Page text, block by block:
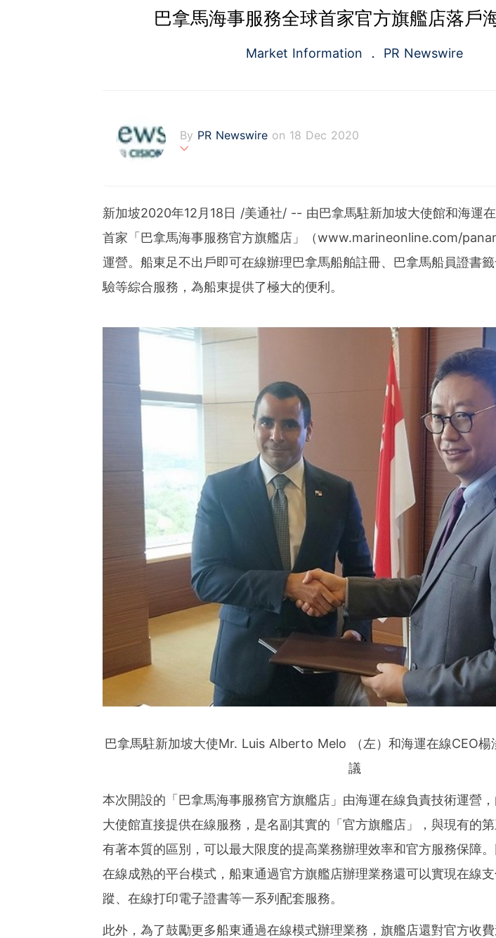
巴拿馬海事服務全球首家官方旗艦店落戶
Market Information PR Newswire
By PR Newswire on 18 Dec 2020
marketers, corporate communicators and investor
verage to engage key audiences. Having pioneered the
stribution industry since 1954, PR Newswire today
tions to produce, distribute, target and measure text and
t across traditional, digital, mobile and social channels.
d's largest multi-channel content distribution and
comprehensive workflow tools and platforms, PR
Asia-Pacific regions.
新加坡2020年12月18日 /美通社/ -- 由巴拿馬駐新加坡大使館和海運
首家 「 巴拿馬海事服務官方旗艦店」
（www.marineonline.com/
運營。船東足不出戶即可在線辦理巴拿馬船舶註冊、巴拿馬船員證書
驗等綜合服務，為船東提供了極大的便利。
巴拿馬駐新加坡大使Mr. Luis Alberto Melo （左）和海運在線CEO楊
議
本次開設的 「 巴拿馬海事服務官方旗艦店」 由海運在線負責技術運營
大使館直接提供在線服務，是名副其實的 「 官方旗艦店」
，與現有的
有著本質的區別，可以最大限度的提高業務辦理效率和官方服務保障
在線成熟的平台模式，船東通過官方旗艦店辦理業務還可以實現在線
蹤、在線打印電子證書等一系列配套服務。
此外，為了鼓勵更多船東通過在線模式辦理業務，旗艦店還對官方收